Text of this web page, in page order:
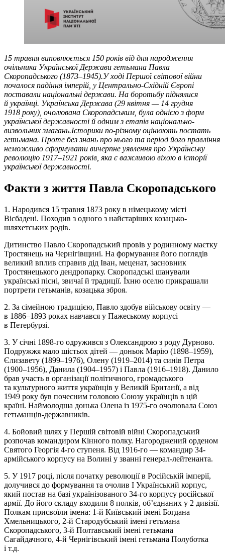
15 травня виповнюється 150 років від дня народження
очільника Української Держави гетьмана Павла
Скоропадського (1873–1945).У ході Першої світової війни
почалося падіння імперій, у Центрально-Східній Європі
поставали національні держави. На боротьбу піднялися
й українці. Українська Держава (29 квітня — 14 грудня
1918 року), очолювана Скоропадським, була однією з форм
української державності й одним з етапів національно-
визвольних змагань.Історики по-різному оцінюють постать
гетьмана. Проте без знань про нього та період його правління
неможливо сформувати вичерпне уявлення про Українську
революцію 1917–1921 років, яка є важливою віхою в історії
української державності.
Факти з життя Павла Скоропадського
1. Народився 15 травня 1873 року в німецькому місті
Вісбадені. Походив з одного з найстаріших козацько-
шляхетських родів.
Дитинство Павло Скоропадський провів у родинному маєтку
Тростянець на Чернігівщині. На формування його поглядів
великий вплив справив дід Іван, меценат, засновник
Тростянецького дендропарку. Скоропадські шанували
українські пісні, звичаї й традиції. Їхню оселю прикрашали
портрети гетьманів, козацька зброя.
2. За сімейною традицією, Павло здобув військову освіту —
в 1886–1893 роках навчався у Пажеському корпусі
в Петербурзі.
3. У січні 1898-го одружився з Олександрою з роду Дурново.
Подружжя мало шістьох дітей — доньок Марію (1898–1959),
Єлизавету (1899–1976), Олену (1919–2014) та синів Петра
(1900–1956), Данила (1904–1957) і Павла (1916–1918). Данило
брав участь в організації політичного, громадського
та культурного життя українців у Великій Британії, а від
1949 року був почесним головою Союзу українців в цій
країні. Наймолодша донька Олена із 1975-го очолювала Союз
гетьманців-державників.
4. Бойовий шлях у Першій світовій війні Скоропадський
розпочав командиром Кінного полку. Нагороджений орденом
Святого Георгія 4-го ступеня. Від 1916-го — командир 34-
армійського корпусу на Волині у званні генерал-лейтенанта.
5. У 1917 році, після початку революції в Російській імперії,
долучився до формування та очолив І Український корпус,
який постав на базі українізованого 34-го корпусу російської
армії. До його складу входили 8 полків, об’єднаних у 2 дивізії.
Полкам присвоїли імена: 1-й Київський імені Богдана
Хмельницького, 2-й Стародубський імені гетьмана
Скоропадського, 3-й Полтавський імені гетьмана
Сагайдачного, 4-й Чернігівський імені гетьмана Полуботка
і т.д.